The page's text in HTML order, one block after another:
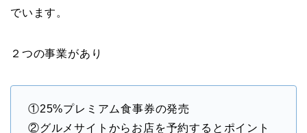
でいます。
２つの事業があり
①25%プレミアム食事券の発売
②グルメサイトからお店を予約するとポイント